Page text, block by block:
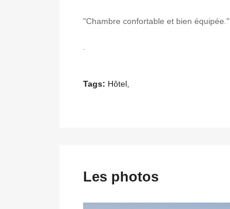
"Chambre confortable et bien équipée."
Tags: Hôtel,
Les photos